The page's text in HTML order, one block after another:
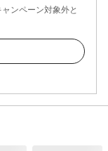
ンペーン対象外と